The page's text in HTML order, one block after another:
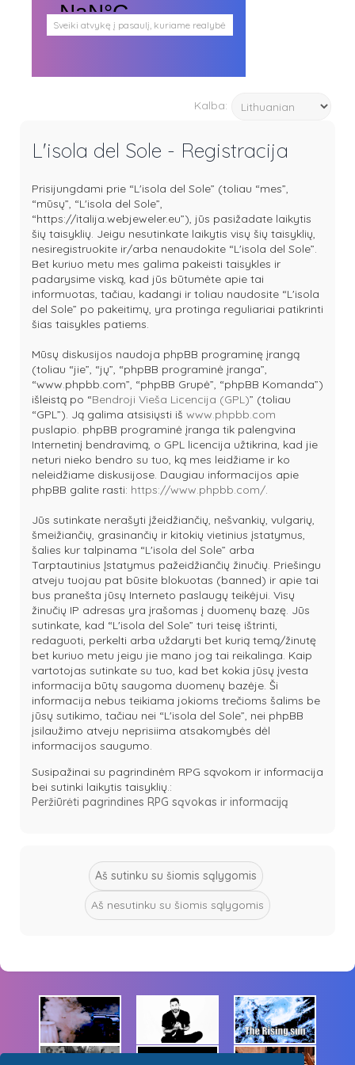
Sveiki atvykę į pasaulį, kuriame realybė
persipina su mistika. Pasaulį, kuris
Ištikimųjų būstinė
Kalba:
L'isola del Sole - Registracija
Prisijungdami prie “L'isola del Sole” (toliau “mes”,
“mūsų”, “L'isola del Sole”,
“https://italija.webjeweler.eu”), jūs pasižadate laikytis
šių taisyklių. Jeigu nesutinkate laikytis visų šių taisyklių,
nesiregistruokite ir/arba nenaudokite “L'isola del Sole”.
Bet kuriuo metu mes galima pakeisti taisykles ir
padarysime viską, kad jūs būtumėte apie tai
informuotas, tačiau, kadangi ir toliau naudosite “L'isola
del Sole” po pakeitimų, yra protinga reguliariai patikrinti
šias taisykles patiems.
Mūsų diskusijos naudoja phpBB programinę įrangą
(toliau “jie”, “jų”, “phpBB programinė įranga”,
“www.phpbb.com”, “phpBB Grupė”, “phpBB Komanda”)
išleistą po “Bendroji Vieša Licencija (GPL)” (toliau
“GPL”). Ją galima atsisiųsti iš www.phpbb.com
puslapio. phpBB programinė įranga tik palengvina
Internetinį bendravimą, o GPL licencija užtikrina, kad jie
neturi nieko bendro su tuo, ką mes leidžiame ir ko
neleidžiame diskusijose. Daugiau informacijos apie
phpBB galite rasti: https://www.phpbb.com/.
Jūs sutinkate nerašyti įžeidžiančių, nešvankių, vulgarių,
šmeižiančių, grasinančių ir kitokių vietinius įstatymus,
šalies kur talpinama “L'isola del Sole” arba
Tarptautinius Įstatymus pažeidžiančių žinučių. Priešingu
atveju tuojau pat būsite blokuotas (banned) ir apie tai
bus pranešta jūsų Interneto paslaugų teikėjui. Visų
žinučių IP adresas yra įrašomas į duomenų bazę. Jūs
sutinkate, kad “L'isola del Sole” turi teisę ištrinti,
redaguoti, perkelti arba uždaryti bet kurią temą/žinutę
bet kuriuo metu jeigu jie mano jog tai reikalinga. Kaip
vartotojas sutinkate su tuo, kad bet kokia jūsų įvesta
informacija būtų saugoma duomenų bazėje. Ši
informacija nebus teikiama jokioms trečioms šalims be
jūsų sutikimo, tačiau nei “L'isola del Sole”, nei phpBB
įsilaužimo atveju neprisiima atsakomybės dėl
informacijos saugumo.
Susipažinai su pagrindinėm RPG sąvokom ir informacija
bei sutinki laikytis taisyklių.:
Peržiūrėti pagrindines RPG sąvokas ir informaciją